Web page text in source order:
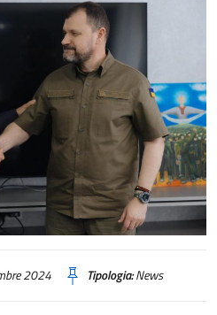
2024 Tipologia:News